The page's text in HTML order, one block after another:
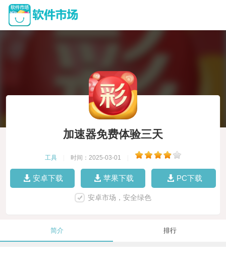
加速器免费体验三天
工具 时间：2025-03-01
安卓下载 苹果下载 PC下载
安卓市场，安全绿色
简介 排行